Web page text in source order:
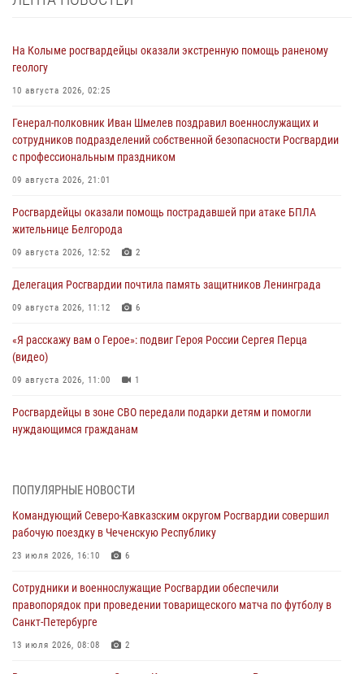
На Колыме росгвардейцы оказали экстренную помощь раненому
геологу
10 августа 2026, 02:25
Генерал-полковник Иван Шмелев поздравил военнослужащих и
сотрудников подразделений собственной безопасности Росгвардии
с профессиональным праздником
09 августа 2026, 21:01
Росгвардейцы оказали помощь пострадавшей при атаке БПЛА
жительнице Белгорода
09 августа 2026, 12:52 2
Делегация Росгвардии почтила память защитников Ленинграда
09 августа 2026, 11:12 6
«Я расскажу вам о Герое»: подвиг Героя России Сергея Перца
(видео)
09 августа 2026, 11:00 1
Росгвардейцы в зоне СВО передали подарки детям и помогли
нуждающимся гражданам
В Чеченской Республике пожарные расчеты Росгвардии и МЧС
09 августа 2026, 08:00
В Центральных регионах России продолжается ведомственная
09 августа 2026, 08:00
Лучшие футбольные команды Южного округа Росгвардии
определили на Кубани
ПОПУЛЯРНЫЕ НОВОСТИ
Командующий Северо-Кавказским округом Росгвардии совершил
рабочую поездку в Чеченскую Республику
23 июля 2026, 16:10 6
Сотрудники и военнослужащие Росгвардии обеспечили
правопорядок при проведении товарищеского матча по футболу в
Санкт-Петербурге
13 июля 2026, 08:08 2